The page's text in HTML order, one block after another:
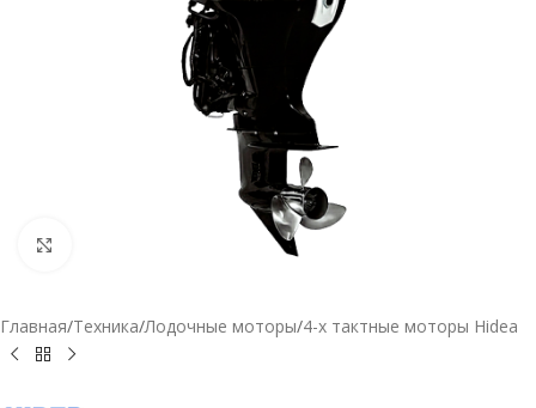
Нажмите, чтобы увеличить
Главная/Техника/Лодочные моторы/4-х тактные моторы Hidea